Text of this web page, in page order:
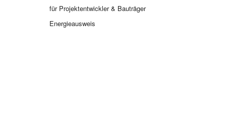
für Projektentwickler & Bauträger
Energieausweis